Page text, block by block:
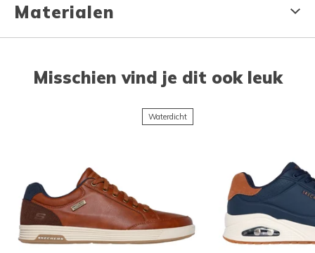
Materialen
Misschien vind je dit ook leuk
Waterdicht